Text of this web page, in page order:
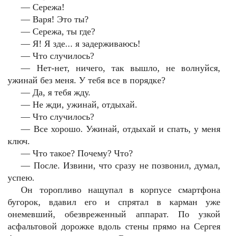
— Сережа!
— Варя! Это ты?
— Сережа, ты где?
— Я! Я зде... я задерживаюсь!
— Что случилось?
— Нет-нет, ничего, так вышло, не волнуйся,
ужинай без меня. У тебя все в порядке?
— Да, я тебя жду.
— Не жди, ужинай, отдыхай.
— Что случилось?
— Все хорошо. Ужинай, отдыхай и спать, у меня
ключ.
— Что такое? Почему? Что?
— После. Извини, что сразу не позвонил, думал,
успею.
Он торопливо нащупал в корпусе смартфона
бугорок, вдавил его и спрятал в карман уже
онемевший, обезвреженный аппарат. По узкой
асфальтовой дорожке вдоль стены прямо на Сергея